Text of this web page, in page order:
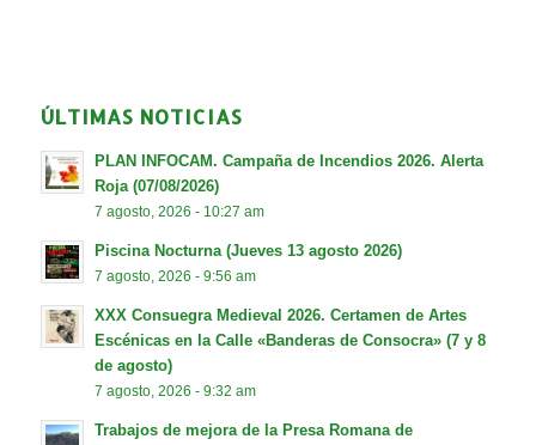
ÚLTIMAS NOTICIAS
PLAN INFOCAM. Campaña de Incendios 2026. Alerta
Roja (07/08/2026)
7 agosto, 2026 - 10:27 am
Piscina Nocturna (Jueves 13 agosto 2026)
7 agosto, 2026 - 9:56 am
XXX Consuegra Medieval 2026. Certamen de Artes
Escénicas en la Calle «Banderas de Consocra» (7 y 8
de agosto)
7 agosto, 2026 - 9:32 am
Trabajos de mejora de la Presa Romana de